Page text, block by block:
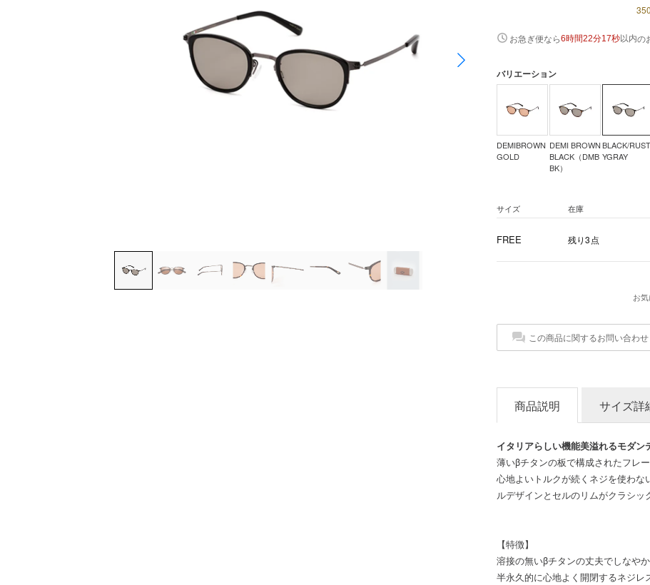
350
お急ぎ便なら6時間22分16秒以内の
バリエーション
DEMIBROWN
GOLD
DEMI BROWN
BLACK（DMB
BK）
BLACK/RUST
YGRAY
サイズ 在庫
FREE 残り3点
お
この商品に関するお問い合わせ
商品説明 サイズ詳
イタリアらしい機能美溢れるモダン
薄いβチタンの板で構成されたフレ
心地よいトルクが続くネジを使わ
ルデザインとセルのリムがクラシッ
【特徴】
溶接の無いβチタンの丈夫でしなや
半永久的に心地よく開閉するネジレ